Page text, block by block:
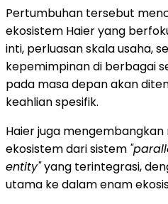
Pertumbuhan tersebut
ekosistem Haier yang
inti, perluasan skala usaha,
kepemimpinan di berbagai
pada masa depan akan
keahlian spesifik.
Haier juga
ekosistem dari sistem
entity"yang terintegrasi,
utama ke dalam enam